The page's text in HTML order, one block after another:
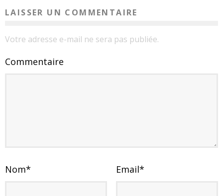
LAISSER UN COMMENTAIRE
Votre adresse e-mail ne sera pas publiée.
Commentaire
Nom* Email*